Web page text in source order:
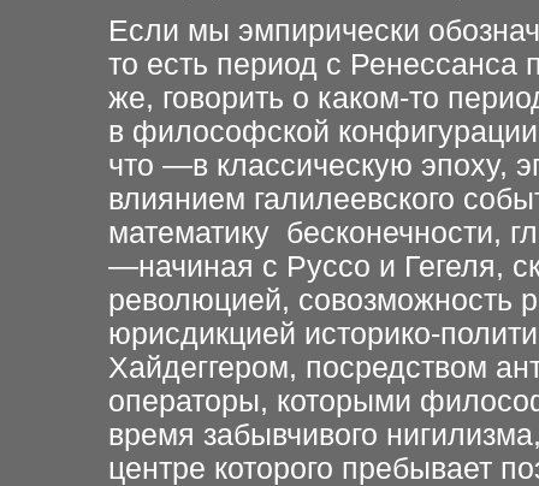
Если мы эмпирически
то есть период с Ренессанса
же, говорить о каком-то
в философской
что —в классическую эпоху,
влиянием галилеевского
математику бесконечности,
—начиная с Руссо и Гегеля,
революцией, совозможность
юрисдикцией историко-
Хайдеггером, посредством
операторы, которыми
время забывчивого
центре которого пребывает